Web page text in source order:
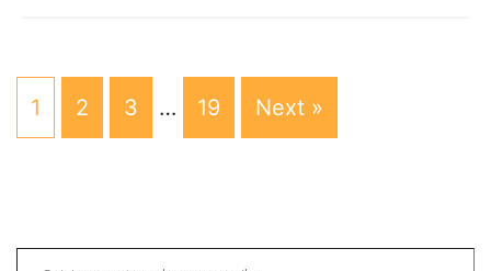
1 2 3 … 19 Next »
Saisissez votre adresse e-mail…